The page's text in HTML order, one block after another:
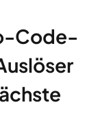
Code-